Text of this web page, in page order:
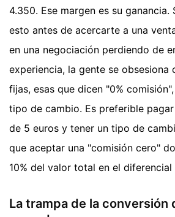
4.350. Ese margen es su ganancia.
esto antes de acercarte a una
en una negociación perdiendo de
experiencia, la gente se obsesiona
fijas, esas que dicen "0%
tipo de cambio. Es preferible
de 5 euros y tener un tipo de
que aceptar una "comisión cero"
10% del valor total en el diferencial
La trampa de la conversión